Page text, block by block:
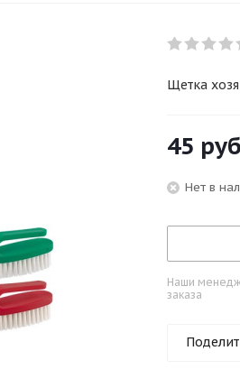
Щетка
45
Нет в
Наши
заказа